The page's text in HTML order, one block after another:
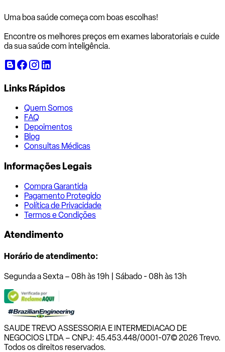
Uma boa saúde começa com boas escolhas!
Encontre os melhores preços em exames laboratoriais e cuide
da sua saúde com inteligência.
Links Rápidos
Quem Somos
FAQ
Depoimentos
Blog
Consultas Médicas
Informações Legais
Compra Garantida
Pagamento Protegido
Política de Privacidade
Termos e Condições
Atendimento
Horário de atendimento:
Segunda a Sexta – 08h às 19h | Sábado - 08h às 13h
SAUDE TREVO ASSESSORIA E INTERMEDIACAO DE
NEGOCIOS LTDA – CNPJ: 45.453.448/0001-07© 2026 Trevo.
Todos os direitos reservados.